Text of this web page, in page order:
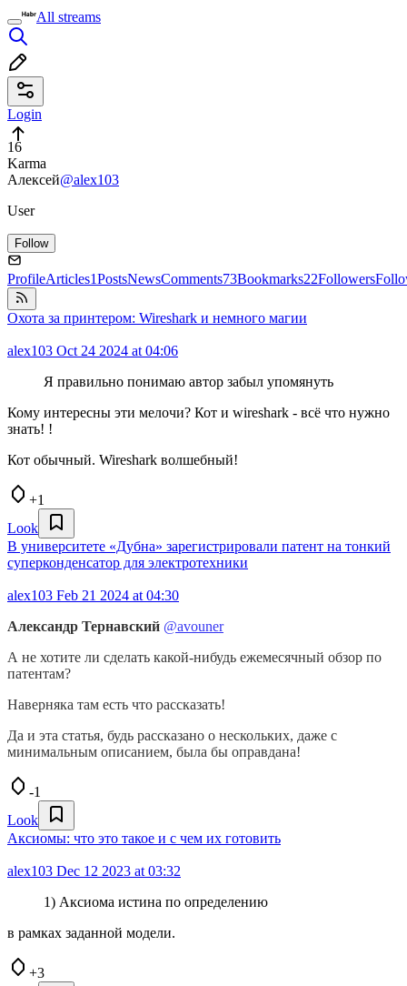
All streams
Login
16
Karma
Алексей@alex103
User
Follow
ProfileArticles1PostsNewsComments73Bookmarks22Followers
Oхота за принтером: Wireshark и немного магии
alex103 Oct 24 2024 at 04:06
Я правильно понимаю автор забыл упомянуть
Кому интересны эти мелочи? Кот и wireshark - всё что нужно
знать! !
Кот обычный. Wireshark волшебный!
+1
Look
В университете «Дубна» зарегистрировали патент на тонкий
суперконденсатор для электротехники
alex103 Feb 21 2024 at 04:30
Александр Тернавский @avouner
А не хотите ли сделать какой-нибудь ежемесячный обзор по
патентам?
Наверняка там есть что рассказать!
Да и эта статья, будь рассказано о нескольких, даже с
минимальным описанием, была бы оправдана!
-1
Look
Аксиомы: что это такое и с чем их готовить
alex103 Dec 12 2023 at 03:32
1) Аксиома истина по определению
в рамках заданной модели.
+3